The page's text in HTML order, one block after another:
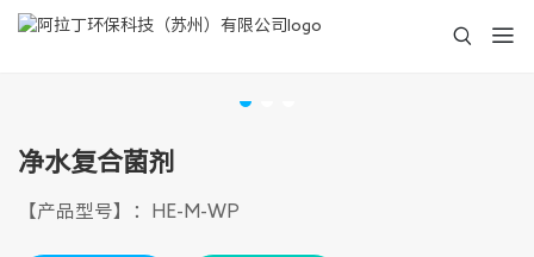
净水复合菌剂
【产品型号】：HE-M-WP